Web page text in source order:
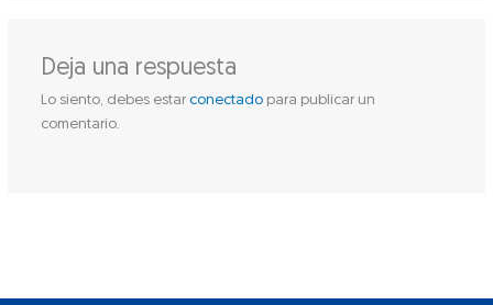
Deja una respuesta
Lo siento, debes estar conectadopara publicar un
comentario.